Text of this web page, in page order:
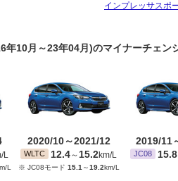
インプレッサスポ
年10月～23年04月)のマイナーチェン
L
L
2020/10～2021/12
WLTC 12.4～ 15.2km/L
※ JC08モード 15.1 ～19.2km/L
2019/11
JC08 15.8